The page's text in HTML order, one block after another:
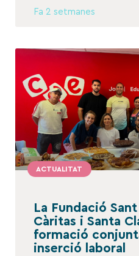
Fa 2 setmanes
ACTUALITAT
La Fundació
Càritas i Santa
formació
inserció laboral